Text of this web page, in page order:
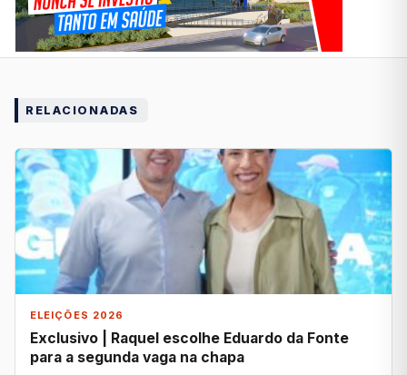
RELACIONADAS
ELEIÇÕES 2026
Exclusivo | Raquel escolhe Eduardo da Fonte
para a segunda vaga na chapa